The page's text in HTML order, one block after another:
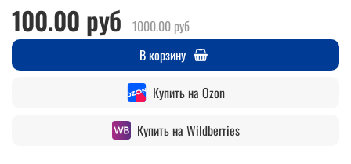
100.00 руб
1000.00 руб
В корзину
Купить на Ozon
Купить на Wildberries